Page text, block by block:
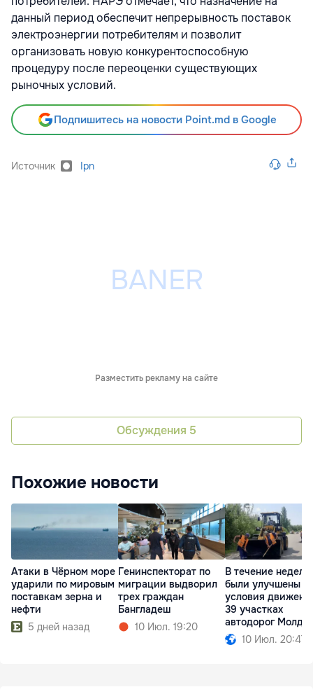
данный период обеспечит непрерывность поставок
электроэнергии потребителям и позволит
организовать новую конкурентоспособную
процедуру после переоценки существующих
рыночных условий.
Подпишитесь на новости Point.md в Google
Источник Ipn
Разместить рекламу на сайте
Обсуждения 5
Похожие новости
Атаки в Чёрном море
ударили по мировым
поставкам зерна и
нефти
5 дней назад
Генинспекторат по
миграции выдворил
трех граждан
Бангладеш
10 Июл. 19:20
В течение недели
были улучшены
условия
39 участках
автодорог
10 Июл. 20:47